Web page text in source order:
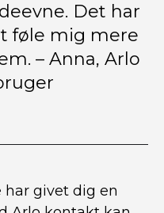
Det har
føle mig mere
– Anna, Arlo
har givet dig en